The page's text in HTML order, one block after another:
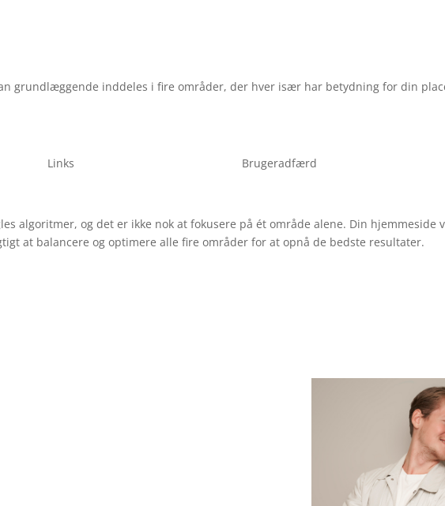
grundlæggende inddeles i fire områder, der hver især har betydning for din
Links Brugeradfærd
algoritmer, og det er ikke nok at fokusere på ét område alene. Din hjemmeside
at balancere og optimere alle fire områder for at opnå de bedste resultater.